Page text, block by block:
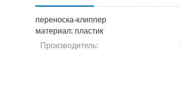
переноска-клиппер
материал: пластик
Производитель: